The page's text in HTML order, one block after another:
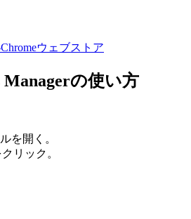
Chromeウェブストア
Managerの使い方
を開く。
リック。